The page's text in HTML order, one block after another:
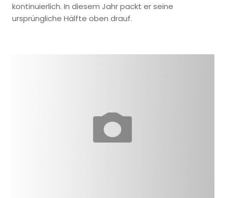
kontinuierlich. In diesem Jahr packt er seine
ursprüngliche Hälfte oben drauf.